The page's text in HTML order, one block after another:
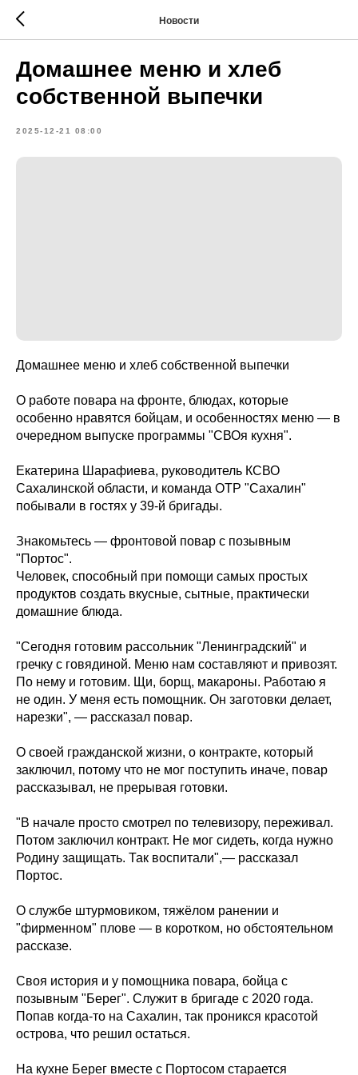
Новости
Домашнее меню и хлеб
собственной выпечки
2025-12-21 08:00
Домашнее меню и хлеб собственной выпечки
О работе повара на фронте, блюдах, которые
особенно нравятся бойцам, и особенностях меню — в
очередном выпуске программы "СВОя кухня".
Екатерина Шарафиева, руководитель КСВО
Сахалинской области, и команда ОТР "Сахалин"
побывали в гостях у 39-й бригады.
Знакомьтесь — фронтовой повар с позывным
"Портос".
Человек, способный при помощи самых простых
продуктов создать вкусные, сытные, практически
домашние блюда.
"Сегодня готовим рассольник "Ленинградский" и
гречку с говядиной. Меню нам составляют и привозят.
По нему и готовим. Щи, борщ, макароны. Работаю я
не один. У меня есть помощник. Он заготовки делает,
нарезки", — рассказал повар.
О своей гражданской жизни, о контракте, который
заключил, потому что не мог поступить иначе, повар
рассказывал, не прерывая готовки.
"В начале просто смотрел по телевизору, переживал.
Потом заключил контракт. Не мог сидеть, когда нужно
Родину защищать. Так воспитали",— рассказал
Портос.
О службе штурмовиком, тяжёлом ранении и
"фирменном" плове — в коротком, но обстоятельном
рассказе.
Своя история и у помощника повара, бойца с
позывным "Берег". Служит в бригаде с 2020 года.
Попав когда-то на Сахалин, так проникся красотой
острова, что решил остаться.
На кухне Берег вместе с Портосом старается